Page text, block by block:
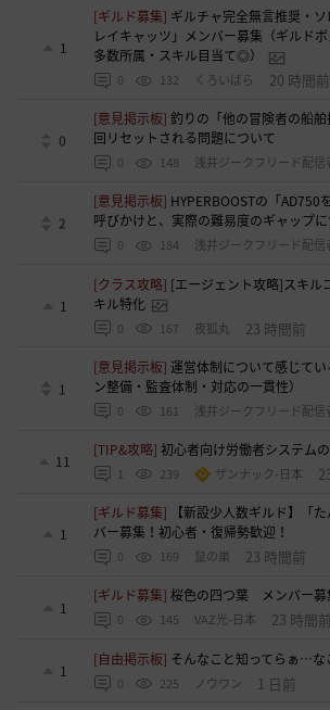
1
[ギルド募集] ギルチャ完全無言推奨・
レイキャッツ」メンバー募集（ギルド
多数所属・スキル目当て◎）
0 132 くろいばら 20 時間前
0
[意見掲示板]釣りの「他の冒険者の船
回リセットされる問題について
0 148 浅井ジークフリード配信
2
[意見掲示板] HYPERBOOSTの「AD750
呼びかけと、実際の難易度のギャップ
0 184 浅井ジークフリード配信
1
[クラス攻略] [エージェント攻略]スキル
キル特化
0 167 夜狐丸 23 時間前
1
[意見掲示板]運営体制について感じて
ン整備・監査体制・対応の一貫性）
0 161 浅井ジークフリード配信
11
[TIP&攻略]初心者向け労働者システム
1 239 ザンナック-日本
1
[ギルド募集]
【新設少人数ギルド】「
バー募集！初心者・復帰勢歓迎！
0 169 鼠の巣 23 時間前
1
[ギルド募集]桜色の四つ葉 メンバー募
0 145 VAZ光-日本 23 時間前
1
[自由掲示板] そんなこと知ってらぁ…な
0 225 ノウワン 1 日前